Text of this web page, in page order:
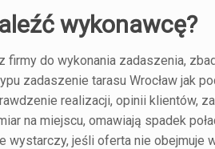
wykonawcę?
firmy do wykonania zadaszenia,
zadaszenie tarasu Wrocław jak
realizacji, opinii klientów,
na miejscu, omawiają spadek
wystarczy, jeśli oferta nie obejmuje